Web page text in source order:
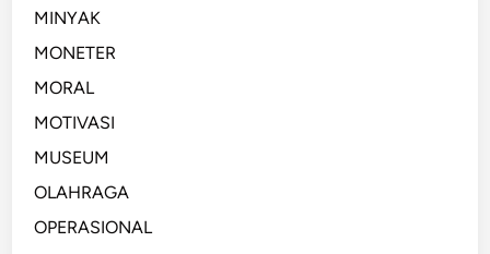
MINYAK
MONETER
MORAL
MOTIVASI
MUSEUM
OLAHRAGA
OPERASIONAL